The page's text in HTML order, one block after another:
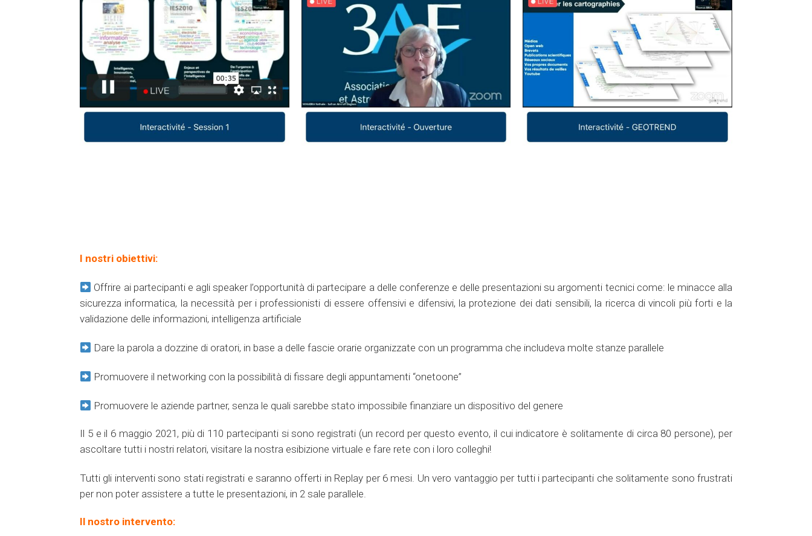
I nostri obiettivi:
Offrire ai partecipanti e agli speaker l’opportunità di partecipare a delle conferenze e delle presentazioni su argomenti tecnici come: le minacce alla
sicurezza informatica, la necessità per i professionisti di essere offensivi e difensivi, la protezione dei dati sensibili, la ricerca di vincoli più forti e la
validazione delle informazioni, intelligenza artificiale
Dare la parola a dozzine di oratori, in base a delle fascie orarie organizzate con un programma che includeva molte stanze parallele
Promuovere il networking con la possibilità di fissare degli appuntamenti “onetoone”
Promuovere le aziende partner, senza le quali sarebbe stato impossibile finanziare un dispositivo del genere
Il 5 e il 6 maggio 2021, più di 110 partecipanti si sono registrati (un record per questo evento, il cui indicatore è solitamente di circa 80 persone), per
ascoltare tutti i nostri relatori, visitare la nostra esibizione virtuale e fare rete con i loro colleghi!
Tutti gli interventi sono stati registrati e saranno offerti in Replay per 6 mesi. Un vero vantaggio per tutti i partecipanti che solitamente sono frustrati
per non poter assistere a tutte le presentazioni, in 2 sale parallele.
Il nostro intervento: